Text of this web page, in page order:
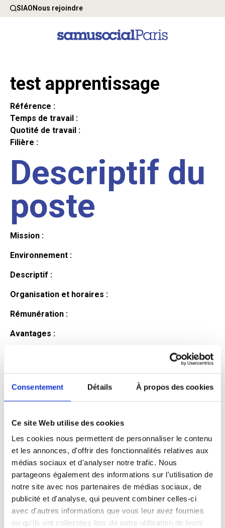
Consentement Détails À propos des cookies
Ce site Web utilise des cookies
Les cookies nous permettent de personnaliser le contenu
et les annonces, d'offrir des fonctionnalités relatives aux
médias sociaux et d'analyser notre trafic. Nous
partageons également des informations sur l'utilisation de
notre site avec nos partenaires de médias sociaux, de
publicité et d'analyse, qui peuvent combiner celles-ci
avec d'autres informations que vous leur avez fournies
ou qu'ils ont collectées lors de votre utilisation de leurs
SIAONous rejoindre
test apprentissage
Référence :
Temps de travail :
Quotité de travail :
Filière :
Descriptif du
poste
Mission :
Environnement :
Descriptif :
Organisation et horaires :
Rémunération :
Avantages :
candidat
Qualifications et diplômes :
Profil recherché :
Expérience :
Processus